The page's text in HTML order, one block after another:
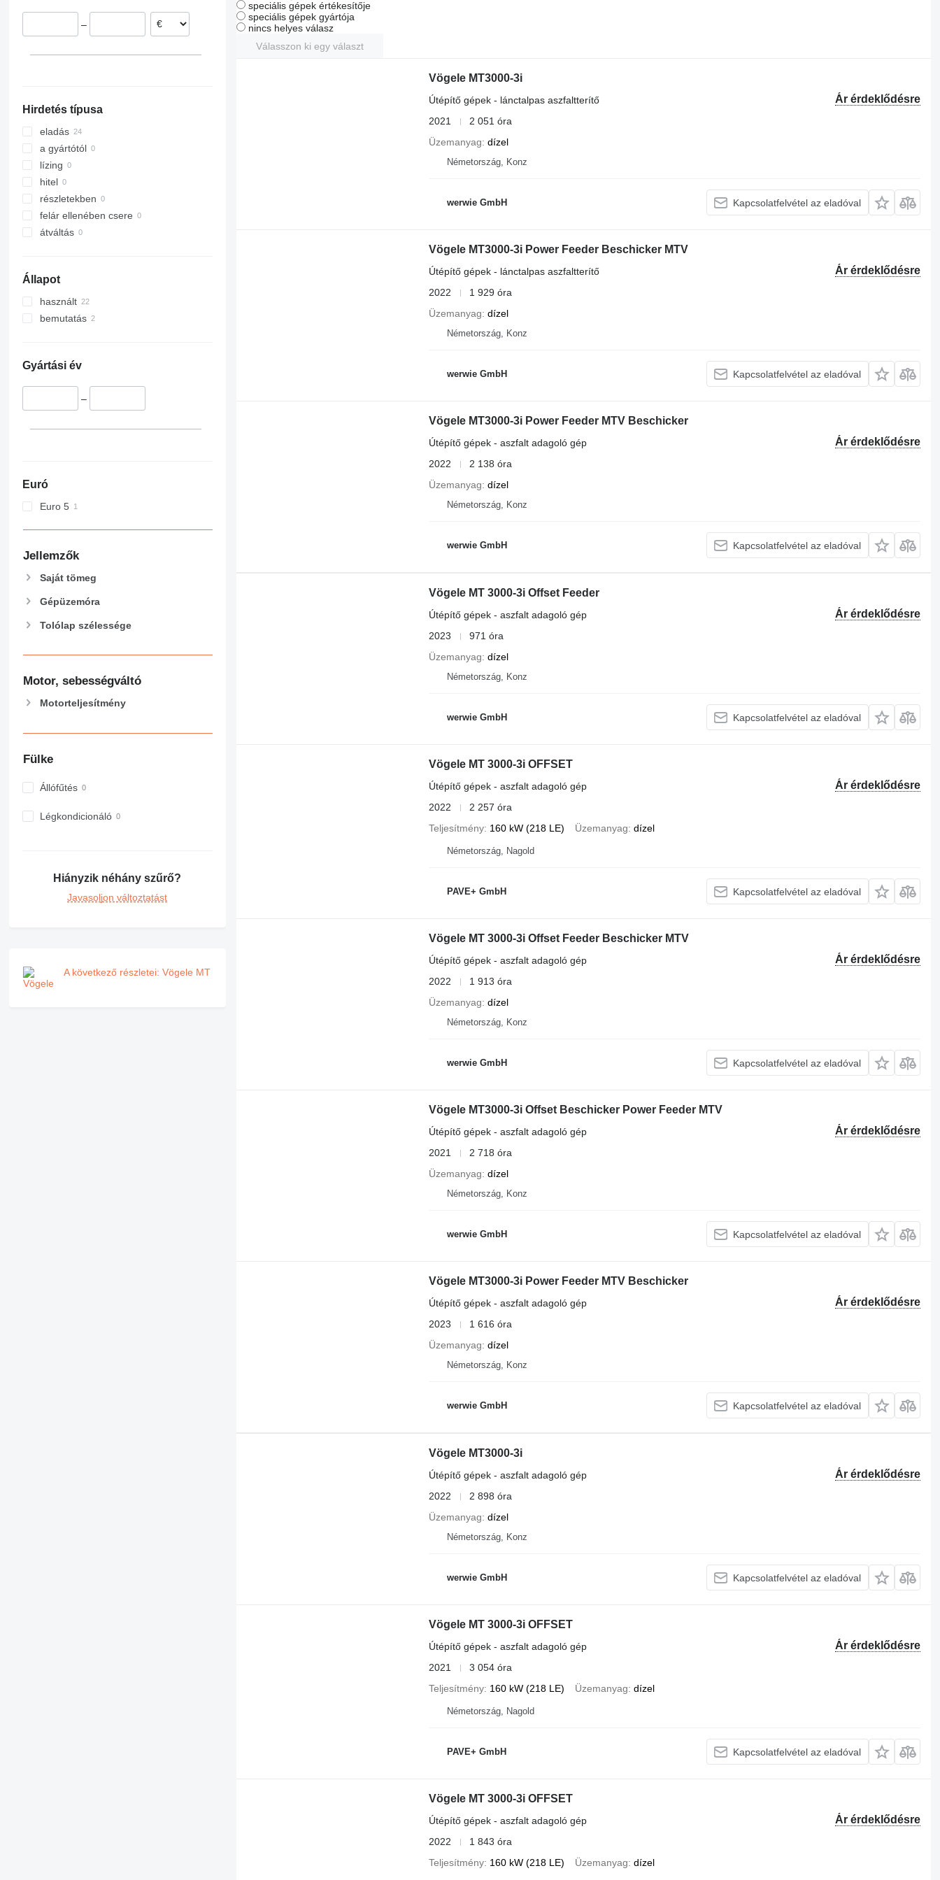
Super 1900
Super 2000
–
Hirdetés típusa
eladás
a gyártótól
lízing
hitel
részletekben
felár ellenében csere
átváltás
Állapot
használt
bemutatás
Gyártási év
–
Euró
Euro 5
Jellemzők
Saját tömeg
Gépüzemóra
Tolólap szélessége
Motor, sebességváltó
Motorteljesítmény
Fülke
Állófűtés
Légkondicionáló
Hiányzik néhány szűrő?
Javasoljon változtatást
A következő részletei: Vögele MT
speciális gépek értékesítője
speciális gépek gyártója
nincs helyes válasz
Válasszon ki egy választ
Vögele MT3000-3i
Ár érdeklődésre
Útépítő gépek - lánctalpas aszfaltterítő
2021
2 051 óra
Üzemanyag dízel
Németország, Konz
werwie GmbH Kapcsolatfelvétel az eladóval
Vögele MT3000-3i Power Feeder Beschicker MTV
Ár érdeklődésre
Útépítő gépek - lánctalpas aszfaltterítő
2022
1 929 óra
Üzemanyag dízel
Németország, Konz
werwie GmbH Kapcsolatfelvétel az eladóval
Vögele MT3000-3i Power Feeder MTV Beschicker
Ár érdeklődésre
Útépítő gépek - aszfalt adagoló gép
2022
2 138 óra
Üzemanyag dízel
Németország, Konz
werwie GmbH Kapcsolatfelvétel az eladóval
Vögele MT 3000-3i Offset Feeder
Ár érdeklődésre
Útépítő gépek - aszfalt adagoló gép
2023
971 óra
Üzemanyag dízel
Németország, Konz
werwie GmbH Kapcsolatfelvétel az eladóval
Vögele MT 3000-3i OFFSET
Ár érdeklődésre
Útépítő gépek - aszfalt adagoló gép
2022
2 257 óra
Teljesítmény 160 kW (218 LE) Üzemanyag dízel
Németország, Nagold
PAVE+ GmbH Kapcsolatfelvétel az eladóval
Vögele MT 3000-3i Offset Feeder Beschicker MTV
Ár érdeklődésre
Útépítő gépek - aszfalt adagoló gép
2022
1 913 óra
Üzemanyag dízel
Németország, Konz
werwie GmbH Kapcsolatfelvétel az eladóval
Vögele MT3000-3i Offset Beschicker Power Feeder MTV
Ár érdeklődésre
Útépítő gépek - aszfalt adagoló gép
2021
2 718 óra
Üzemanyag dízel
Németország, Konz
werwie GmbH Kapcsolatfelvétel az eladóval
Vögele MT3000-3i Power Feeder MTV Beschicker
Ár érdeklődésre
Útépítő gépek - aszfalt adagoló gép
2023
1 616 óra
Üzemanyag dízel
Németország, Konz
werwie GmbH Kapcsolatfelvétel az eladóval
Vögele MT3000-3i
Ár érdeklődésre
Útépítő gépek - aszfalt adagoló gép
2022
2 898 óra
Üzemanyag dízel
Németország, Konz
werwie GmbH Kapcsolatfelvétel az eladóval
Vögele MT 3000-3i OFFSET
Ár érdeklődésre
Útépítő gépek - aszfalt adagoló gép
2021
3 054 óra
Teljesítmény 160 kW (218 LE) Üzemanyag dízel
Németország, Nagold
PAVE+ GmbH Kapcsolatfelvétel az eladóval
Vögele MT 3000-3i OFFSET
Ár érdeklődésre
Útépítő gépek - aszfalt adagoló gép
2022
1 843 óra
Teljesítmény 160 kW (218 LE) Üzemanyag dízel